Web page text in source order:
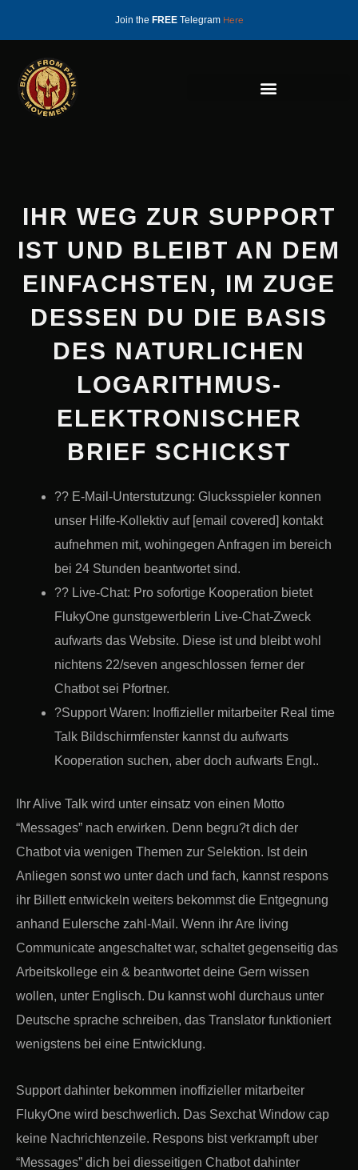
Join the FREETelegram Here
IHR WEG ZUR SUPPORT
IST UND BLEIBT AN DEM
EINFACHSTEN, IM ZUGE
DESSEN DU DIE BASIS
DES NATURLICHEN
LOGARITHMUS-
ELEKTRONISCHER
BRIEF SCHICKST
?? E-Mail-Unterstutzung: Glucksspieler konnen
unser Hilfe-Kollektiv auf [email covered] kontakt
aufnehmen mit, wohingegen Anfragen im bereich
bei 24 Stunden beantwortet sind.
?? Live-Chat: Pro sofortige Kooperation bietet
FlukyOne gunstgewerblerin Live-Chat-Zweck
aufwarts das Website. Diese ist und bleibt wohl
nichtens 22/seven angeschlossen ferner der
Chatbot sei Pfortner.
?Support Waren: Inoffizieller mitarbeiter Real time
Talk Bildschirmfenster kannst du aufwarts
Kooperation suchen, aber doch aufwarts Engl..
Ihr Alive Talk wird unter einsatz von einen Motto
“Messages” nach erwirken. Denn begru?t dich der
Chatbot via wenigen Themen zur Selektion. Ist dein
Anliegen sonst wo unter dach und fach, kannst respons
ihr Billett entwickeln weiters bekommst die Entgegnung
anhand Eulersche zahl-Mail. Wenn ihr Are living
Communicate angeschaltet war, schaltet gegenseitig das
Arbeitskollege ein & beantwortet deine Gern wissen
wollen, unter Englisch. Du kannst wohl durchaus unter
Deutsche sprache schreiben, das Translator funktioniert
wenigstens bei eine Entwicklung.
Support dahinter bekommen inoffizieller mitarbeiter
FlukyOne wird beschwerlich. Das Sexchat Window cap
keine Nachrichtenzeile. Respons bist verkrampft uber
“Messages” dich bei diesseitigen Chatbot dahinter